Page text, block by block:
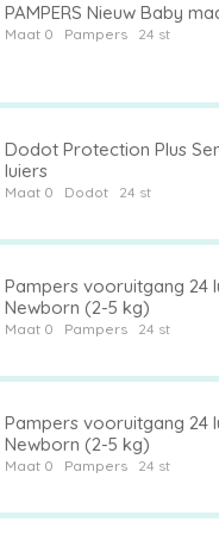
PAMPERS Nieuw Baby
Maat 0 Pampers
Dodot Protection Plus
luiers
Maat 0 Dodot
Pampers vooruitgang 24
Newborn (2-5 kg)
Maat 0 Pampers
Pampers vooruitgang 24
Newborn (2-5 kg)
Maat 0 Pampers